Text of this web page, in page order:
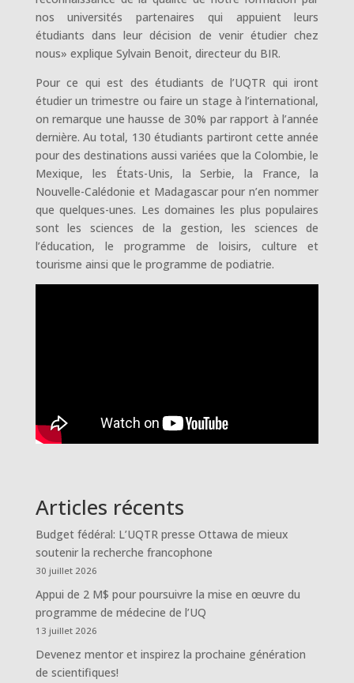
nos universités partenaires qui appuient leurs
étudiants dans leur décision de venir étudier chez
nous» explique Sylvain Benoit, directeur du BIR.
Pour ce qui est des étudiants de l’UQTR qui iront
étudier un trimestre ou faire un stage à l’international,
on remarque une hausse de 30% par rapport à l’année
dernière. Au total, 130 étudiants partiront cette année
pour des destinations aussi variées que la Colombie, le
Mexique, les États-Unis, la Serbie, la France, la
Nouvelle-Calédonie et Madagascar pour n’en nommer
que quelques-unes. Les domaines les plus populaires
sont les sciences de la gestion, les sciences de
l’éducation, le programme de loisirs, culture et
tourisme ainsi que le programme de podiatrie.
Articles récents
Budget fédéral: L’UQTR presse Ottawa de mieux
soutenir la recherche francophone
30 juillet 2026
Appui de 2 M$ pour poursuivre la mise en œuvre du
programme de médecine de l’UQ
13 juillet 2026
Devenez mentor et inspirez la prochaine génération
de scientifiques!